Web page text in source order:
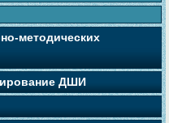
методических
ДШИ